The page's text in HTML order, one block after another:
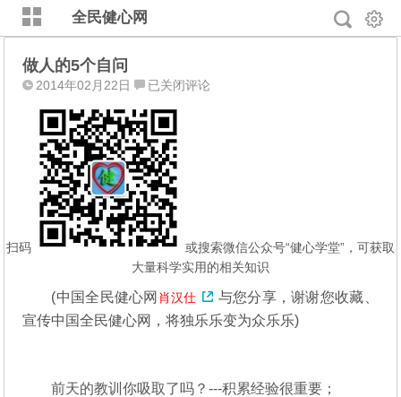
全民健心网
做人的5个自问
2014年02月22日
做
的
5
个
自
问
已关闭评论
扫码
或搜索微信公众号“健心学堂”，可获取
大量科学实用的相关知识
(中国全民健心网 肖汉仕
与您分享，谢谢您收藏、
宣传中国全民健心网，将独乐乐变为众乐乐)
前天的教训你吸取了吗？---积累经验很重要；